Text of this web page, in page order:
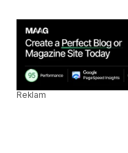
Reklam